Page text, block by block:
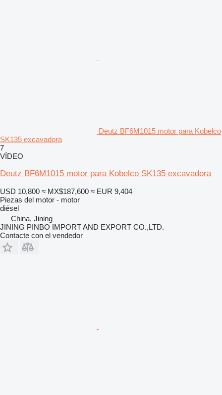
Deutz BF6M1015 motor para Kobelco
SK135 excavadora
7
VÍDEO
Deutz BF6M1015 motor para Kobelco SK135 excavadora
USD 10,800 ≈ MX$187,600 ≈ EUR 9,404
Piezas del motor - motor
diésel
China, Jining
JINING PINBO IMPORT AND EXPORT CO.,LTD.
Contacte con el vendedor